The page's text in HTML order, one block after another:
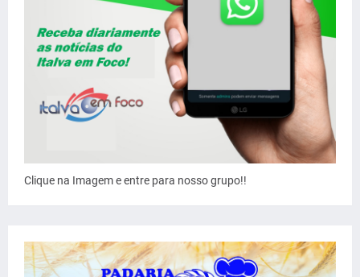
Clique na Imagem e entre para nosso grupo!!